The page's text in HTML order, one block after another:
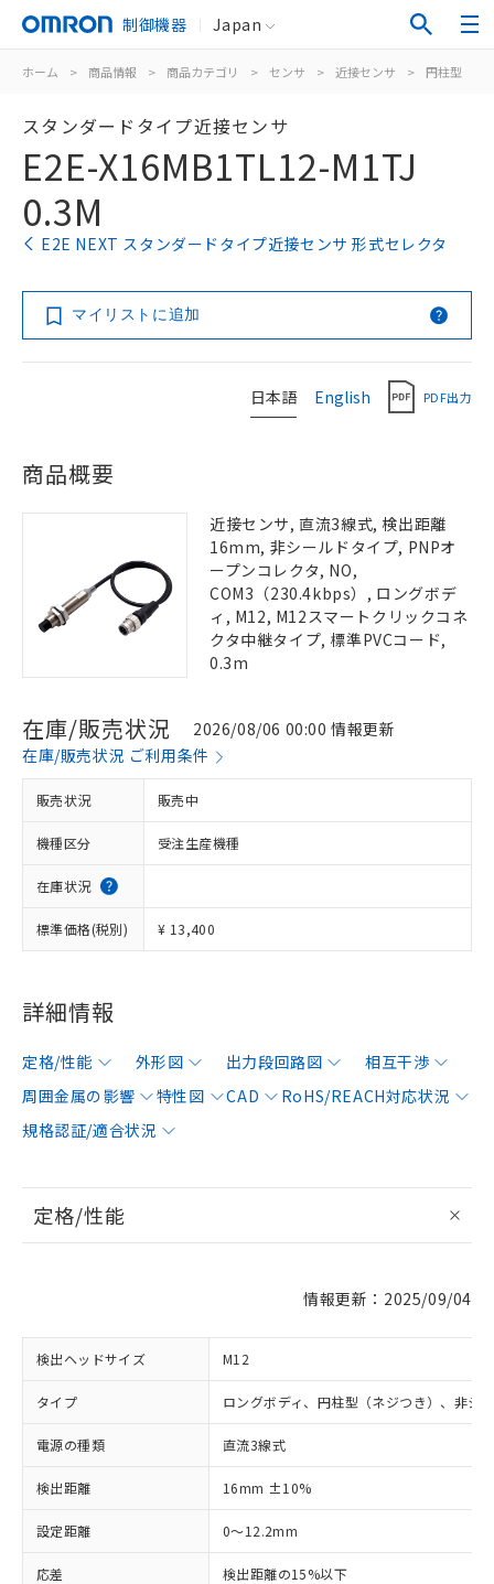
制御機器 Japan
ホーム > 商品情報 > 商品カテゴリ > センサ > 近接センサ > 円柱型
スタンダードタイプ近接センサ
E2E-X16MB1TL12-M1TJ
0.3M
E2E NEXT スタンダードタイプ近接センサ 形式セレクタ
マイリストに追加
日本語 English PDF出力
商品概要
近接センサ, 直流3線式, 検出距離
16mm, 非シールドタイプ, PNPオ
ープンコレクタ, NO,
COM3（230.4kbps）, ロングボデ
ィ, M12, M12スマートクリックコネ
クタ中継タイプ, 標準PVCコード,
0.3m
在庫/販売状況
2026/08/06 00:00 情報更新
在庫/販売状況 ご利用条件
販売状況 販売中
機種区分 受注生産機種
在庫状況
標準価格(税別) ¥ 13,400
詳細情報
定格/性能 外形図 出力段回路図
相互干渉
周囲金属の影響
特性図 CAD
RoHS/REACH対応状況
規格認証/適合状況
定格/性能
情報更新：2025/09/04
検出ヘッドサイズ M12
タイプ ロングボディ、円柱型（ネジつき）、非シ
電源の種類 直流3線式
検出距離 16mm ±10%
設定距離 0～12.2mm
応差 検出距離の15%以下